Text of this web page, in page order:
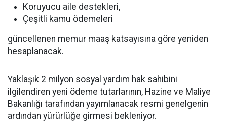
Koruyucu aile destekleri,
Çeşitli kamu ödemeleri
güncellenen memur maaş katsayısına göre yeniden
hesaplanacak.
Yaklaşık 2 milyon sosyal yardım hak sahibini
ilgilendiren yeni ödeme tutarlarının, Hazine ve Maliye
Bakanlığı tarafından yayımlanacak resmi genelgenin
ardından yürürlüğe girmesi bekleniyor.